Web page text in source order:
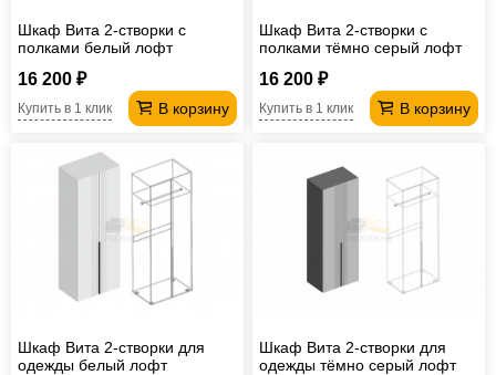
Шкаф Вита 2-створки с
полками белый лофт
16 200 ₽
В корзину
Купить в 1 клик
Шкаф Вита 2-створки с
полками тёмно серый лофт
16 200 ₽
В корзину
Купить в 1 клик
Шкаф Вита 2-створки для
одежды белый лофт
Шкаф Вита 2-створки для
одежды тёмно серый лофт